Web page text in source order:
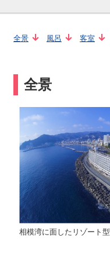
全景 風呂 客室
全景
相模湾に面したリゾート